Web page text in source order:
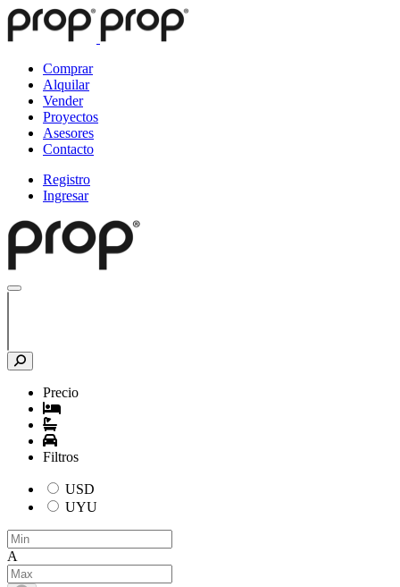
Comprar
Alquilar
Vender
Proyectos
Asesores
Contacto
Registro
Ingresar
Precio
Filtros
USD
UYU
A